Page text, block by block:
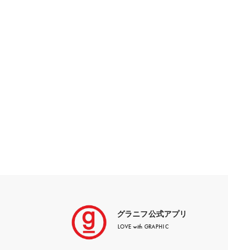
グラニフ公式アプリ
LOVE with GRAPHIC